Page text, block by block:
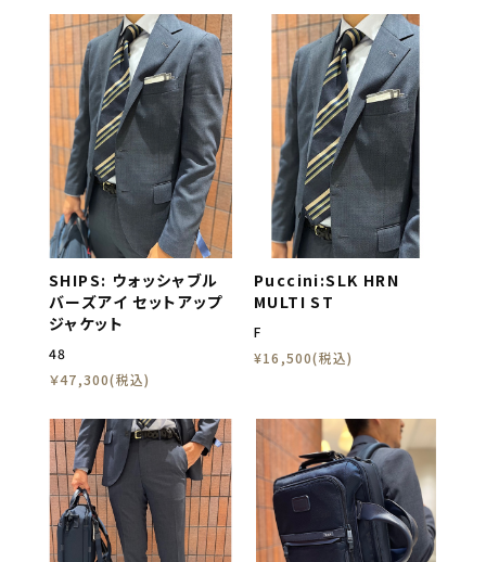
SHIPS: ウォッシャブル
バーズアイ セットアップ
ジャケット
48
￥47,300(税込)
Puccini:SLK HRN
MULTI ST
F
¥16,500(税込)